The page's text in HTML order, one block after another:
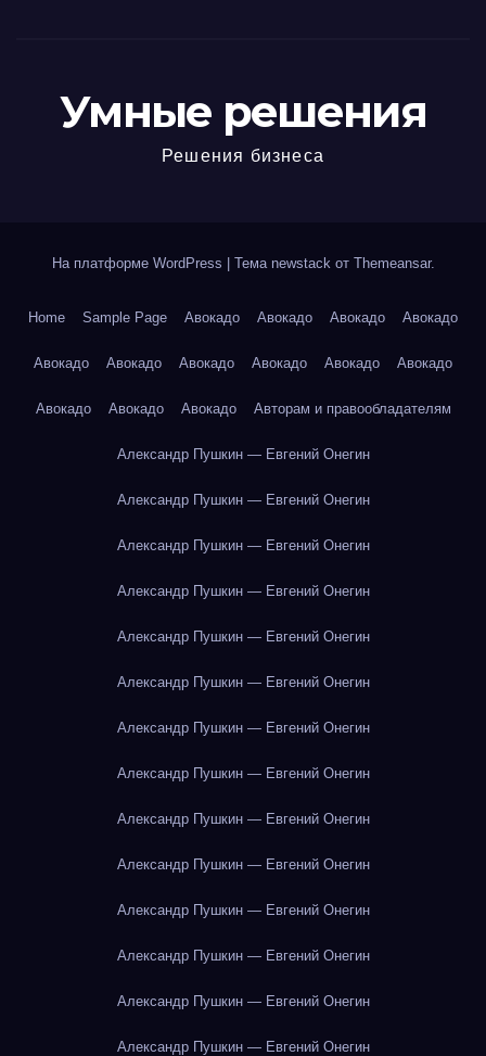
Умные решения
Решения бизнеса
На платформе WordPress Тема newstack от Themeansar.
Home Sample Page Авокадо Авокадо Авокадо Авокадо
Авокадо Авокадо Авокадо Авокадо Авокадо Авокадо
Авокадо Авокадо Авокадо Авторам и правообладателям
Александр Пушкин — Евгений Онегин
Александр Пушкин — Евгений Онегин
Александр Пушкин — Евгений Онегин
Александр Пушкин — Евгений Онегин
Александр Пушкин — Евгений Онегин
Александр Пушкин — Евгений Онегин
Александр Пушкин — Евгений Онегин
Александр Пушкин — Евгений Онегин
Александр Пушкин — Евгений Онегин
Александр Пушкин — Евгений Онегин
Александр Пушкин — Евгений Онегин
Александр Пушкин — Евгений Онегин
Александр Пушкин — Евгений Онегин
Александр Пушкин — Евгений Онегин